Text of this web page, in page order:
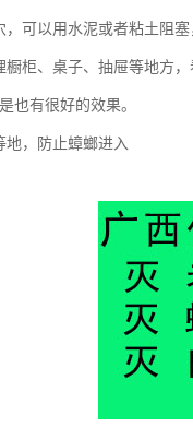
可以用水泥或者粘土阻塞
柜、桌子、抽屉等地方
也有很好的效果。
地，防止蟑螂进入